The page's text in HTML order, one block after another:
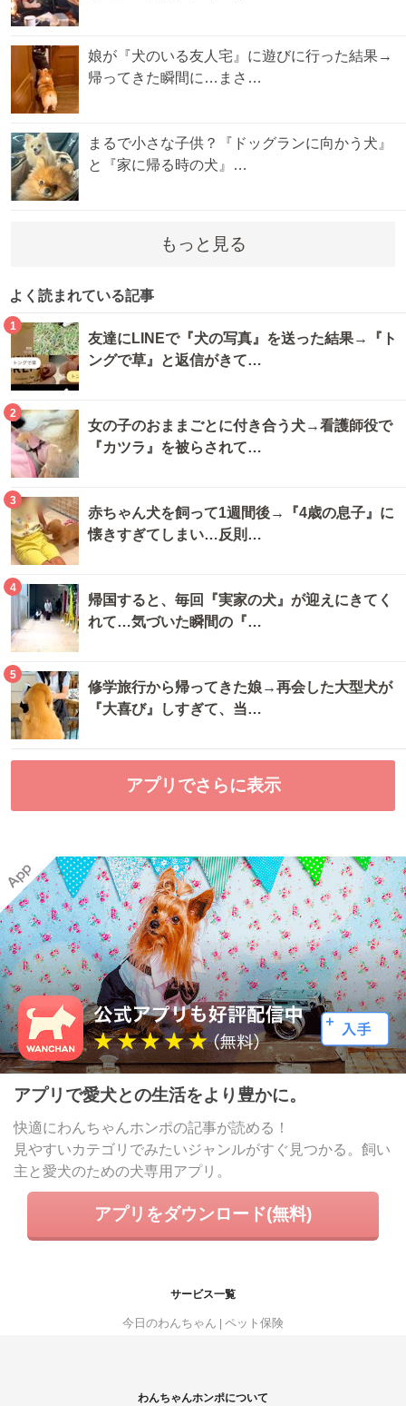
娘が『犬のいる友人宅』に遊びに行った結果→
帰ってきた瞬間に…まさ…
まるで小さな子供？『ドッグランに向かう犬』
と『家に帰る時の犬』…
もっと見る
よく読まれている記事
1
友達にLINEで『犬の写真』を送った結果→『ト
ングで草』と返信がきて…
2
女の子のおままごとに付き合う犬→看護師役で
『カツラ』を被らされて…
3
赤ちゃん犬を飼って1週間後→『4歳の息子』に
懐きすぎてしまい…反則…
4
帰国すると、毎回『実家の犬』が迎えにきてく
れて…気づいた瞬間の『…
5
修学旅行から帰ってきた娘→再会した大型犬が
『大喜び』しすぎて、当…
アプリでさらに表示
アプリで愛犬との生活をより豊かに。
快適にわんちゃんホンポの記事が読める！
見やすいカテゴリでみたいジャンルがすぐ見つかる。飼い
主と愛犬のための犬専用アプリ。
アプリをダウンロード(無料)
サービス一覧
今日のわんちゃん ペット保険
わんちゃんホンポについて